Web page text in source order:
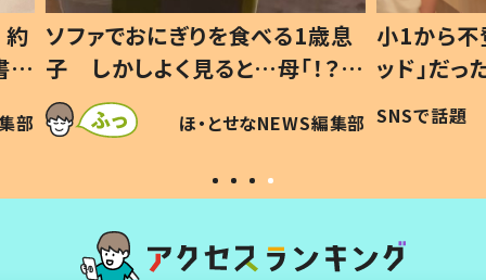
歳息
？」
可愛
編集部
小1から不登校、息子は「ギフテ
ッド」だった 父が“ウチ給食”を
作り続ける理由とは #令和の親
#令和の子
SNSで話題 ほ・とせなNEWS編集部
ひ孫
が、抱
「涙
い」